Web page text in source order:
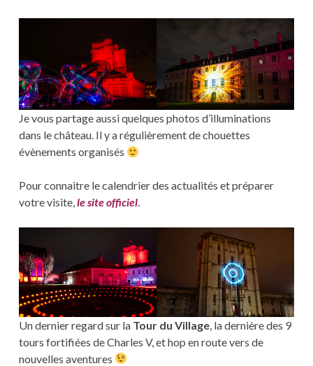
Je vous partage aussi quelques photos d’illuminations
dans le château. Il y a régulièrement de chouettes
évènements organisés
Pour connaitre le calendrier des actualités et préparer
votre visite,le site officiel.
Un dernier regard sur la Tour du Village, la dernière des 9
tours fortifiées de Charles V, et hop en route vers de
nouvelles aventures